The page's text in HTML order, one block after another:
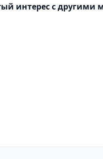
интерес с другими